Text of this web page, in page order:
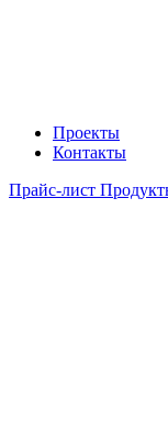
Проекты
Контакты
Прайс-лист